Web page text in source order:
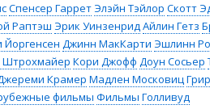
Спенсер ГарретЭлэйн Тэйлор Скотт
Раптэш Эрик УинзенридАйлин Гетз
Йоргенсен Джинн МакКарти Эшлинн
Штрохмайер Кори Джофф Доун Сосьер
Крамер Мадлен Московиц
фильмы Фильмы Голливуд